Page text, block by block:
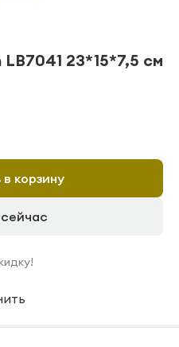
23*15*7,5 см
корзину